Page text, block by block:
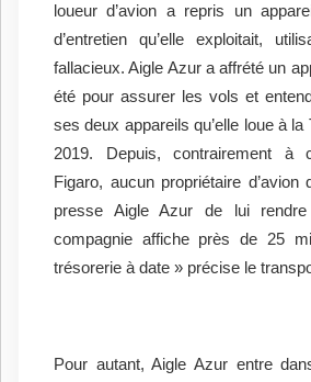
loueur d’avion a repris un
d’entretien qu’elle exploitait,
fallacieux. Aigle Azur a affrété un
été pour assurer les vols et
ses deux appareils qu’elle loue à
2019. Depuis, contrairement à
Figaro, aucun propriétaire d’avion
presse Aigle Azur de lui
compagnie affiche près de 25
trésorerie à date » précise le
Pour autant, Aigle Azur entre